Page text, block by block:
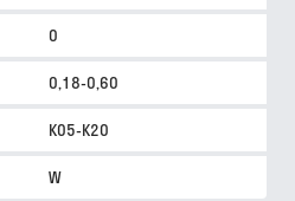
0
0,18-0,60
K05-K20
W